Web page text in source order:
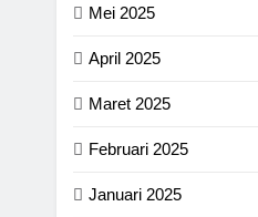
Mei 2025
April 2025
Maret 2025
Februari 2025
Januari 2025